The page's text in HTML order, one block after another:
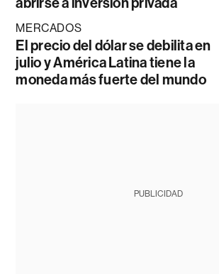
MERCADOS
El precio del dólar se debilita en
julio y América Latina tiene la
moneda más fuerte del mundo
PUBLICIDAD